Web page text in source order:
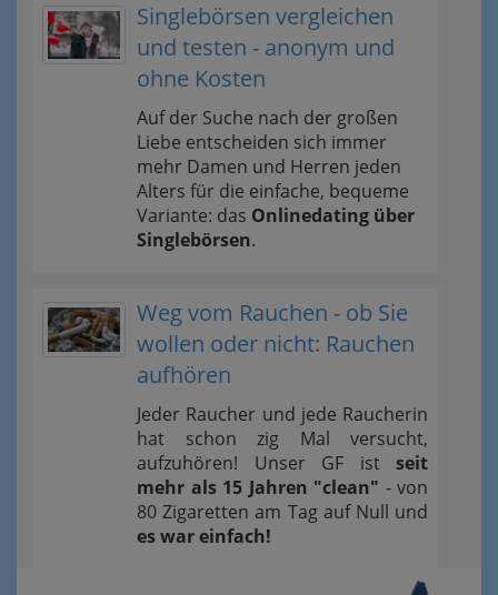
Singlebörsen vergleichen
und testen - anonym und
ohne Kosten
Auf der Suche nach der großen
Liebe entscheiden sich immer
mehr Damen und Herren jeden
Alters für die einfache, bequeme
Variante: das Onlinedating über
Singlebörsen.
Weg vom Rauchen - ob Sie
wollen oder nicht: Rauchen
aufhören
Jeder Raucher und jede Raucherin
hat schon zig Mal versucht,
aufzuhören! Unser GF ist seit
mehr als 15 Jahren "clean" - von
80 Zigaretten am Tag auf Null und
es war einfach!